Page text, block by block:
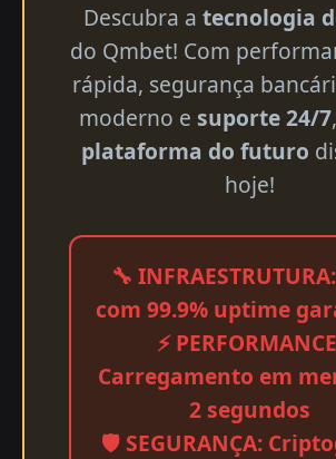
Descubra a tecnologia
do Qmbet! Com
rápida, segurança
moderno e suporte 24/7
plataforma do futuro
hoje!
🔧
com 99.9% uptime
⚡
Carregamento em
2 segundos
🛡️ SEGURANÇA: